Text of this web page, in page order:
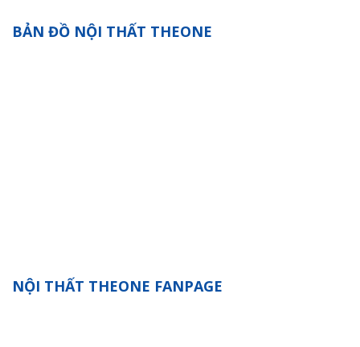
BẢN ĐỒ NỘI THẤT THEONE
NỘI THẤT THEONE FANPAGE